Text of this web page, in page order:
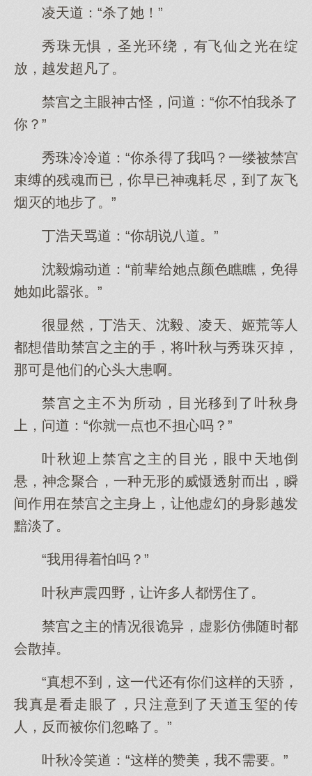
凌天道：“杀了她！”
秀珠无惧，圣光环绕，有飞仙之光在绽
放，越发超凡了。
禁宫之主眼神古怪，问道：“你不怕我杀了
你？”
秀珠冷冷道：“你杀得了我吗？一缕被禁宫
束缚的残魂而已，你早已神魂耗尽，到了灰飞
烟灭的地步了。”
丁浩天骂道：“你胡说八道。”
沈毅煽动道：“前辈给她点颜色瞧瞧，免得
她如此嚣张。”
很显然，丁浩天、沈毅、凌天、姬荒等人
都想借助禁宫之主的手，将叶秋与秀珠灭掉，
那可是他们的心头大患啊。
禁宫之主不为所动，目光移到了叶秋身
上，问道：“你就一点也不担心吗？”
叶秋迎上禁宫之主的目光，眼中天地倒
悬，神念聚合，一种无形的威慑透射而出，瞬
间作用在禁宫之主身上，让他虚幻的身影越发
黯淡了。
“我用得着怕吗？”
叶秋声震四野，让许多人都愣住了。
禁宫之主的情况很诡异，虚影仿佛随时都
会散掉。
“真想不到，这一代还有你们这样的天骄，
我真是看走眼了，只注意到了天道玉玺的传
人，反而被你们忽略了。”
叶秋冷笑道：“这样的赞美，我不需要。”